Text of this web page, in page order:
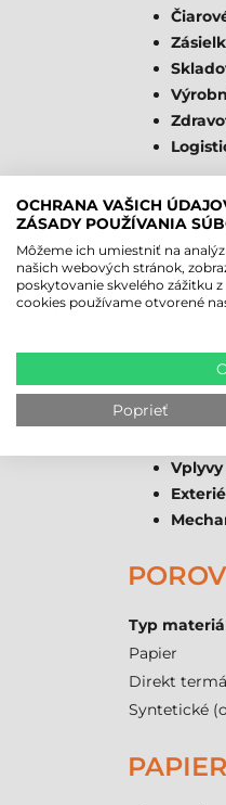
Typ
Papier
Direkt
Syntetické
OCHRANA VAŠICH
ZÁSADY POUŽÍVANIA
Môžeme ich umiestniť na
našich webových stránok,
poskytovanie skvelého zážitku
cookies používame otvorené
Poprieť